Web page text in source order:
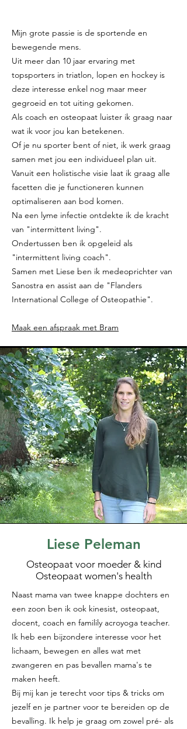
Mijn grote passie is de sportende en
bewegende mens.
Uit meer dan 10 jaar ervaring met
topsporters in triatlon, lopen en hockey is
deze interesse enkel nog maar meer
gegroeid en tot uiting gekomen.
Als coach en osteopaat luister ik graag naar
wat ik voor jou kan betekenen.
Of je nu sporter bent of niet, ik werk graag
samen met jou een individueel plan uit.
Vanuit een holistische visie laat ik graag alle
facetten die je functioneren kunnen
optimaliseren aan bod komen.
Na een lyme infectie ontdekte ik de kracht
van "intermittent living".
Ondertussen ben ik opgeleid als
"intermittent living coach".
Samen met Liese ben ik medeoprichter van
Sanostra en assist aan de "Flanders
International College of Osteopathie".
Maak een afspraak met Bram
Liese Peleman
Osteopaat voor moeder & kind
Osteopaat women's health
Naast mama van twee knappe dochters en
een zoon ben ik ook kinesist, osteopaat,
docent, coach en familily acroyoga teacher.
Ik heb een bijzondere interesse voor het
lichaam, bewegen en alles wat met
zwangeren en pas bevallen mama's te
maken heeft.
Bij mij kan je terecht voor tips & tricks om
jezelf en je partner voor te bereiden op de
bevalling. Ik help je graag om zowel pré- als